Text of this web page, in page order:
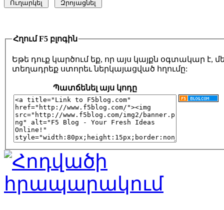
Հղում F5 բլոգին
Եթե դուք կարծում եք, որ այս կայքն օգտակար է,
տեղադրեք ստորեւ ներկայացված հղումը:
Պատճենել այս կոդը